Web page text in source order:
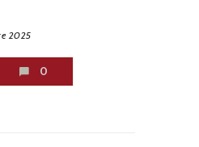
2025
0